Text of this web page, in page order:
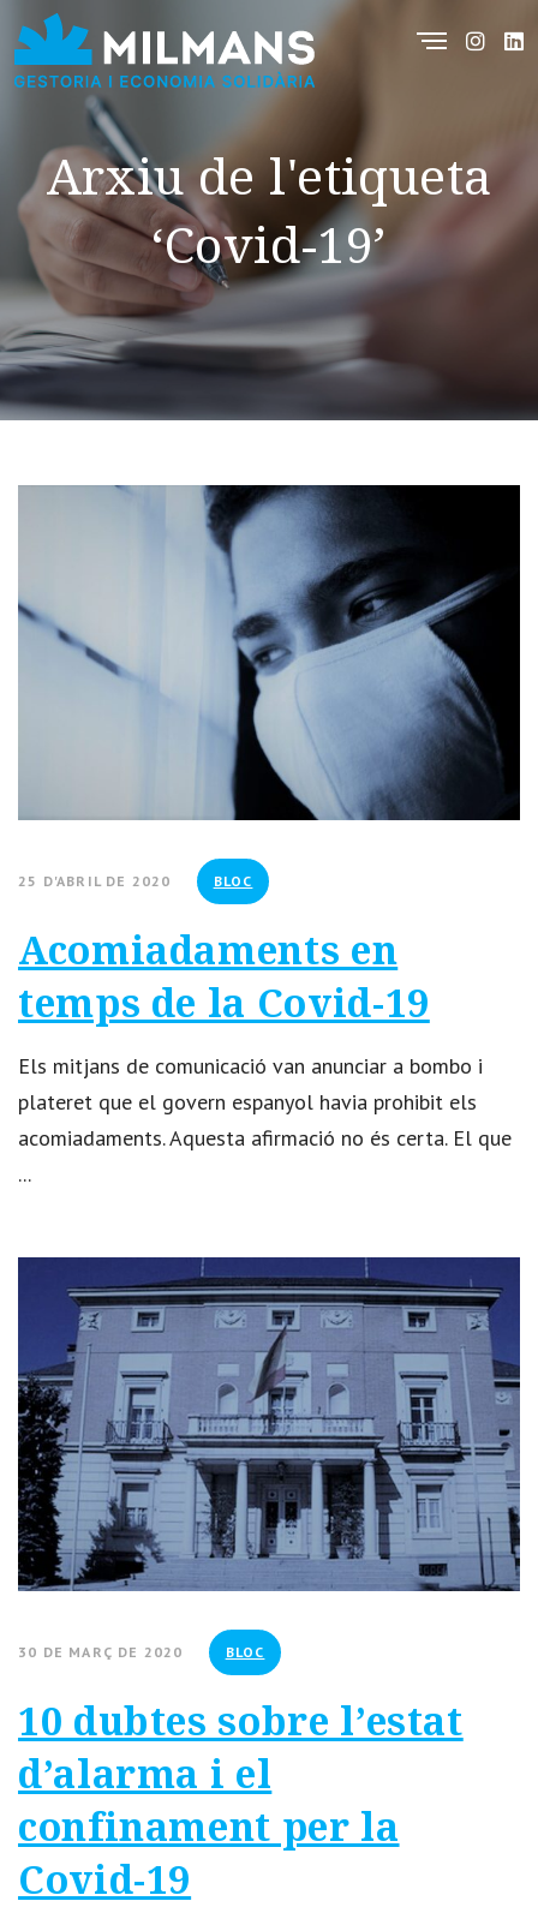
Arxiu de l'etiqueta
‘Covid-19’
25 D'ABRIL DE 2020 BLOC
Acomiadaments en
temps de la Covid-19
Els mitjans de comunicació van anunciar a bombo i
plateret que el govern espanyol havia prohibit els
acomiadaments. Aquesta afirmació no és certa. El que
...
30 DE MARÇ DE 2020 BLOC
10 dubtes sobre l’estat
d’alarma i el
confinament per la
Covid-19